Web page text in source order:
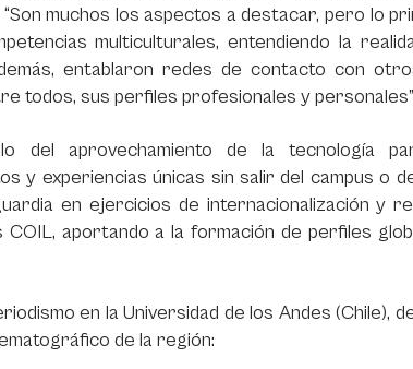
muchos los aspectos a destacar, pero lo
multiculturales, entendiendo la
entablaron redes de contacto con
todos, sus perfiles profesionales y
del aprovechamiento de la tecnología
y experiencias únicas sin salir del campus o
en ejercicios de internacionalización y
aportando a la formación de perfiles
en la Universidad de los Andes (Chile),
de la región: